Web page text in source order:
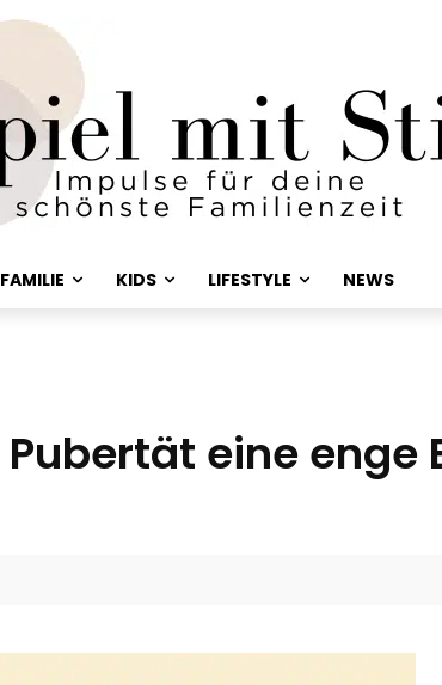
FAMILIE KIDS LIFESTYLE NEWS
eine enge